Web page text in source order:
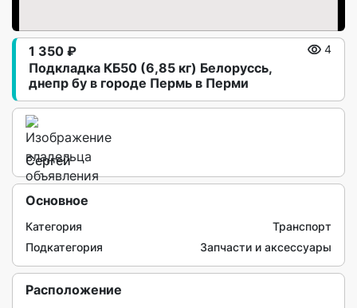
Подкладка КБ50 (6,85 кг) Белорycсь,
днепр бу в городe Пермь в Перми
1 350 ₽ 4
Сергей
Основное
Категория
Транспорт
Подкатегория
Запчасти и аксессуары
Расположение